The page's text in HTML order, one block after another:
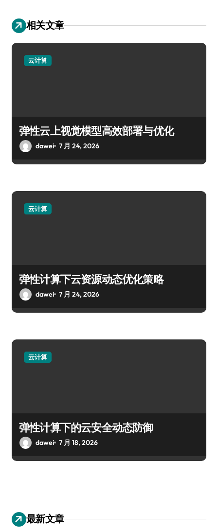
相关文章
云计算
弹性云上视觉模型高效部署与优化
dawei 7 月 24, 2026
云计算
弹性计算下云资源动态优化策略
dawei 7 月 24, 2026
云计算
弹性计算下的云安全动态防御
dawei 7 月 18, 2026
最新文章